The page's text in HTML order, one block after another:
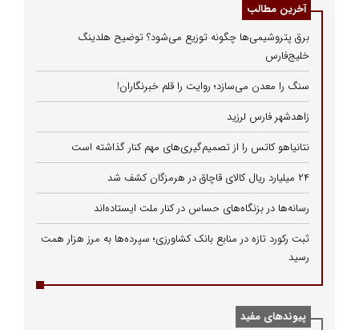
آخرین مطالب
برق پتروشیمی‌ها چگونه توزیع می‌شود؟ توضیح هلدینگ
خلیج‌فارس
سنگ را معدن می‌سازد؛ روایت را قلم خبرنگاران!
زاهدشهر فارس لرزید
نتانیاهو کاتس را از تصمیم‌گیری‌های مهم کنار گذاشته است
۲۴ میلیارد ریال کالای قاچاق در هرمزگان کشف شد
رسانه‌ها در بزنگاه‌های حساس در کنار ملت ایستاده‌اند
ثبت رکورد تازه در منابع بانک کشاورزی؛ سپرده‌ها به مرز هزار همت
رسید
پیوندهای مفید